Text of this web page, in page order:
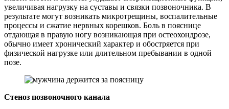
увеличивая нагрузку на суставы и связки позвоночника. В
результате могут возникать микротрещины, воспалительные
процессы и сжатие нервных корешков. Боль в пояснице
отдающая в правую ногу возникающая при остеохондрозе,
обычно имеет хронический характер и обостряется при
физической нагрузке или длительном пребывании в одной
позе.
Стеноз позвоночного канала